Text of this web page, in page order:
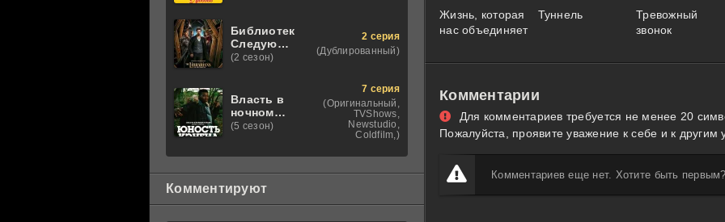
Жизнь, которая
нас объединяет
Туннель
Тревожный
звонок
Комментарии
Для комментариев требуется не менее 20
Пожалуйста, проявите уважение к себе и к другим
Комментариев еще нет. Хотите быть
Библиотекари:
Следующая
глава
(2 сезон)
2 серия
(Дублированный)
Власть в
ночном
городе.
Кэнена
(5 сезон)
7 серия
(Оригинальный,
TVShows,
Newstudio,
Coldfilm,)
Комментируют